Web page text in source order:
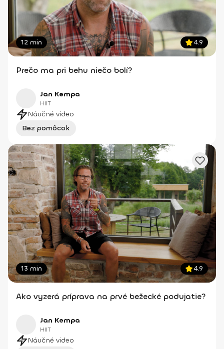
12 min 4.9
Prečo ma pri behu niečo bolí?
Jan Kempa
HIIT
Náučné video
Bez pomôcok
13 min 4.9
Ako vyzerá príprava na prvé bežecké podujatie?
Jan Kempa
HIIT
Náučné video